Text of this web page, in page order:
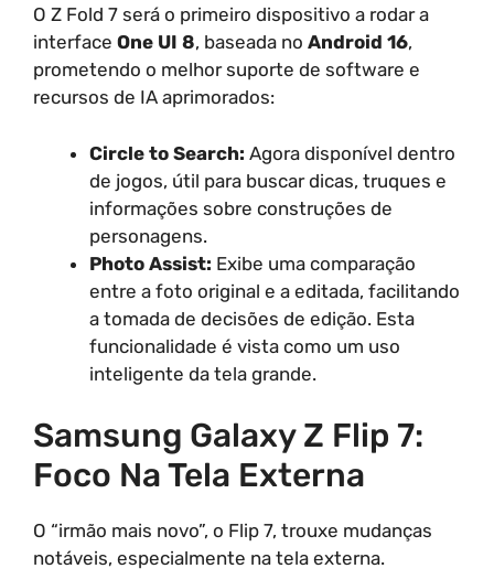
O Z Fold 7 será o primeiro dispositivo a rodar a
interface One UI 8, baseada no Android 16,
prometendo o melhor suporte de software e
recursos de IA aprimorados:
Circle to Search: Agora disponível dentro
de jogos, útil para buscar dicas, truques e
informações sobre construções de
personagens.
Photo Assist: Exibe uma comparação
entre a foto original e a editada, facilitando
a tomada de decisões de edição. Esta
funcionalidade é vista como um uso
inteligente da tela grande.
Samsung Galaxy Z Flip 7:
Foco Na Tela Externa
O “irmão mais novo”, o Flip 7, trouxe mudanças
notáveis, especialmente na tela externa.